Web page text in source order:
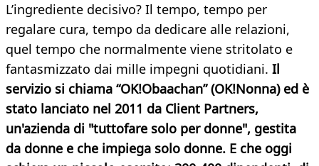
L’ingrediente decisivo? Il tempo, tempo per
regalare cura, tempo da dedicare alle relazioni,
quel tempo che normalmente viene stritolato e
fantasmizzato dai mille impegni quotidiani. Il
servizio si chiama “OK!Obaachan” (OK!Nonna) ed è
stato lanciato nel 2011 da Client Partners,
un'azienda di "tuttofare solo per donne", gestita
da donne e che impiega solo donne. E che oggi